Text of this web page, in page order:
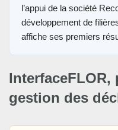
l’appui de la société
développement de
affiche ses premiers
gestion des